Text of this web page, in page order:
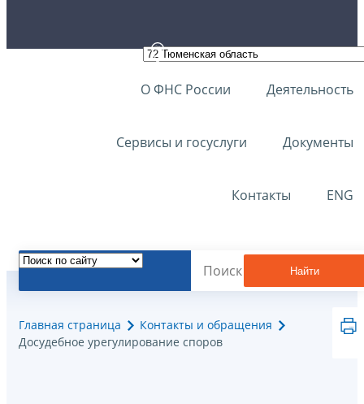
О ФНС России Деятельность
Сервисы и госуслуги Документы
Контакты ENG
Найти
Главная страница
Контакты и обращения
Досудебное урегулирование споров